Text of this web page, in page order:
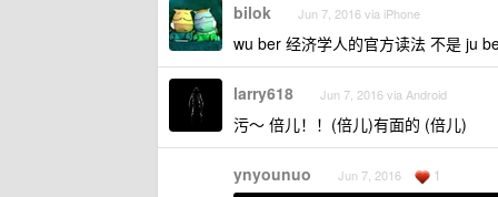
bilok Jun 7, 2016 via iPhone
wu ber 经济学人的官方读法 不是 ju
larry618 Jun 7, 2016 via Android
污～ 倍儿！！(倍儿)有面的 (倍儿)
ynyounuo Jun 7, 2016 1